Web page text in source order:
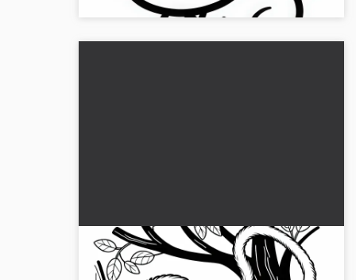
Kortsvansapa klättrar snabbt upp i
trädet - Målarbok gratis